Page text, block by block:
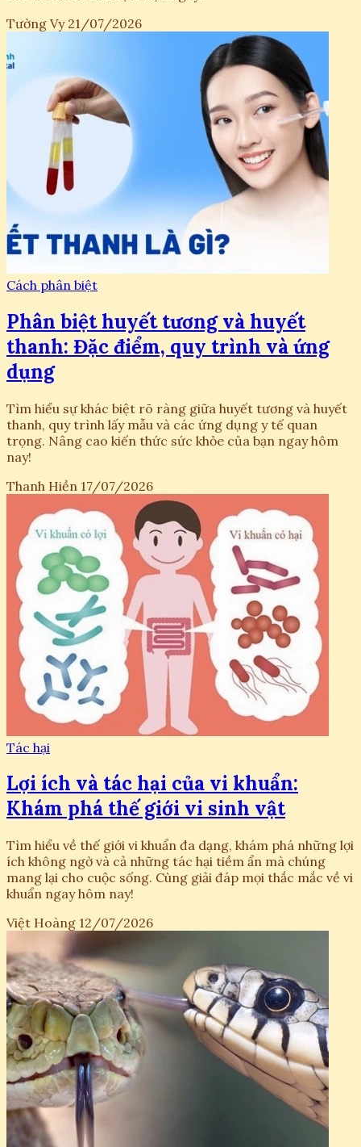
Tường Vy 21/07/2026
Cách phân biệt
Phân biệt huyết tương và huyết
thanh: Đặc điểm, quy trình và ứng
dụng
Tìm hiểu sự khác biệt rõ ràng giữa huyết tương và huyết
thanh, quy trình lấy mẫu và các ứng dụng y tế quan
trọng. Nâng cao kiến thức sức khỏe của bạn ngay hôm
nay!
Thanh Hiền 17/07/2026
Tác hại
Lợi ích và tác hại của vi khuẩn:
Khám phá thế giới vi sinh vật
Tìm hiểu về thế giới vi khuẩn đa dạng, khám phá những lợi
ích không ngờ và cả những tác hại tiềm ẩn mà chúng
mang lại cho cuộc sống. Cùng giải đáp mọi thắc mắc về vi
khuẩn ngay hôm nay!
Việt Hoàng 12/07/2026